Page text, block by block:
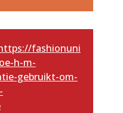
fashionuni
h-m-
gebruikt-om-